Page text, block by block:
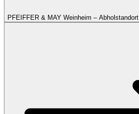
PFEIFFER & MAY Weinheim – Abholstandort